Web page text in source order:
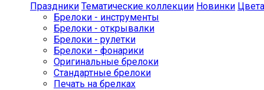
Праздники Тематические коллекции Новинки Цвета
Брелоки - инструменты
Брелоки - открывалки
Брелоки - рулетки
Брелоки - фонарики
Оригинальные брелоки
Стандартные брелоки
Печать на брелках